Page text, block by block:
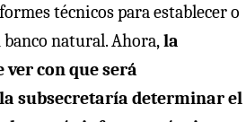
técnicos para establecer o
natural. Ahora,la
con que será
subsecretaría determinar el